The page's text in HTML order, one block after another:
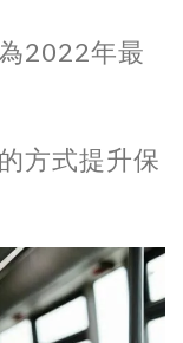
2022年最
方式提升保